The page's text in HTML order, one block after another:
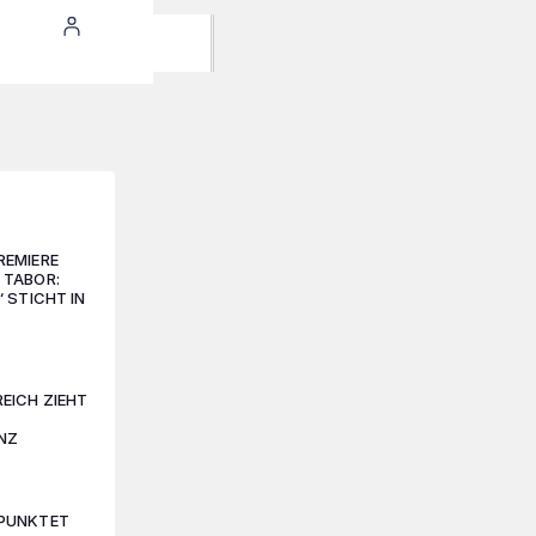
STICHT IN
ZIEHT